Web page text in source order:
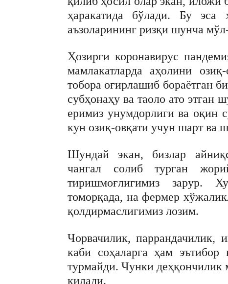
ҳаракатида бўлади. Бу
аъзоларининг ризқи шунча
Ҳозирги коронавирус
мамлакатларда аҳолини
тобора оғирлашиб бораётган
субҳонаҳу ва таоло ато этган
еримиз унумдорлиги ва оқин
кун озиқ-овқати учун шарт ва
Шундай экан, бизлар
чангал солиб турган
тиришмоғлигимиз зарур.
томорқада, на фермер
қолдирмаслигимиз лозим.
Чорвачилик, паррандачилик,
каби соҳаларга ҳам
турмайди. Чунки деҳқончилик
қилади.